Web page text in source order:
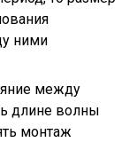
ними
между
длине волны
монтаж